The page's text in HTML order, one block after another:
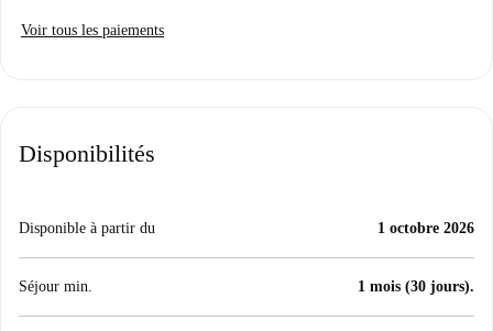
Voir tous les paiements
Disponibilités
Disponible à partir du 1 octobre 2026
Séjour min. 1 mois (30 jours).